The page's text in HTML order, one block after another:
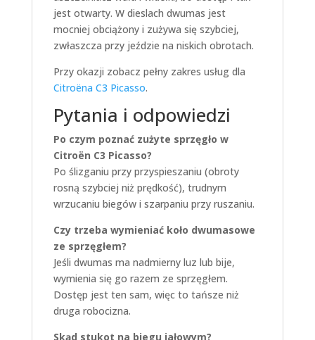
jest otwarty. W dieslach dwumas jest
mocniej obciążony i zużywa się szybciej,
zwłaszcza przy jeździe na niskich obrotach.
Przy okazji zobacz pełny zakres usług dla
Citroëna C3 Picasso.
Pytania i odpowiedzi
Po czym poznać zużyte sprzęgło w
Citroën C3 Picasso?
Po ślizganiu przy przyspieszaniu (obroty
rosną szybciej niż prędkość), trudnym
wrzucaniu biegów i szarpaniu przy ruszaniu.
Czy trzeba wymieniać koło dwumasowe
ze sprzęgłem?
Jeśli dwumas ma nadmierny luz lub bije,
wymienia się go razem ze sprzęgłem.
Dostęp jest ten sam, więc to tańsze niż
druga robocizna.
Skąd stukot na biegu jałowym?